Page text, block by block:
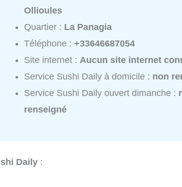
Ollioules
Quartier : La Panagia
Téléphone :+33646687054
Site internet :Aucun site internet
Service Sushi Daily à domicile : non
Service Sushi Daily ouvert dimanche :
renseigné
Daily :